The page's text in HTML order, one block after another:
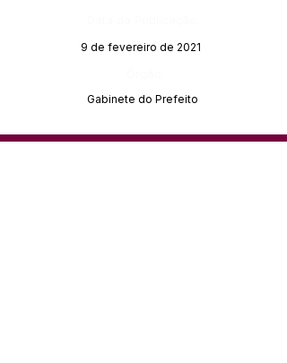
9 de fevereiro de 2021
Gabinete do Prefeito